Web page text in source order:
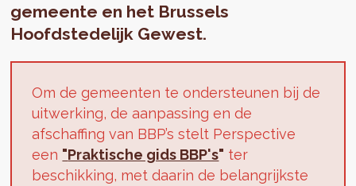
gemeente en het Brussels
Hoofdstedelijk Gewest.
Om de gemeenten te ondersteunen bij de
uitwerking, de aanpassing en de
afschaffing van BBP’s stelt Perspective
een "Praktische gids BBP's" ter
beschikking, met daarin de belangrijkste